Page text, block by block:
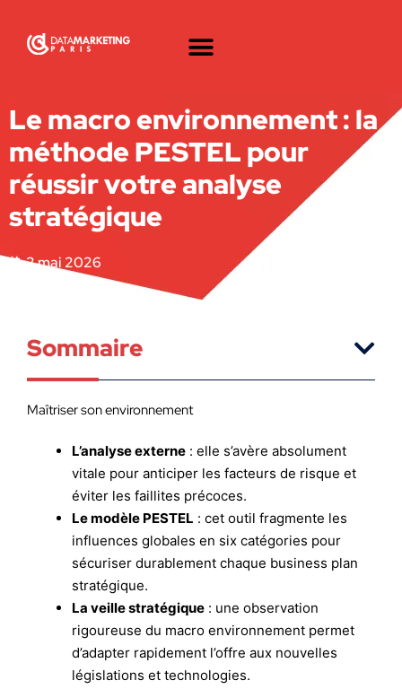
Le macro environnement : la
méthode PESTEL pour
réussir votre analyse
stratégique
2 mai 2026
Sommaire
Maîtriser son environnement
L’analyse externe : elle s’avère absolument
vitale pour anticiper les facteurs de risque et
éviter les faillites précoces.
Le modèle PESTEL : cet outil fragmente les
influences globales en six catégories pour
sécuriser durablement chaque business plan
stratégique.
La veille stratégique : une observation
rigoureuse du macro environnement permet
d’adapter rapidement l’offre aux nouvelles
législations et technologies.